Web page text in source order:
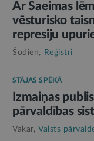
Ar Saeimas
vēsturisko
represiju
Šodien, Reģistri
STĀJAS SPĒKĀ
Izmaiņas
pārvaldības
Vakar, Valsts